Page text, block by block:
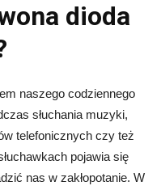
dioda
naszego codziennego
słuchania muzyki,
telefonicznych czy też
pojawia się
nas w zakłopotanie. W